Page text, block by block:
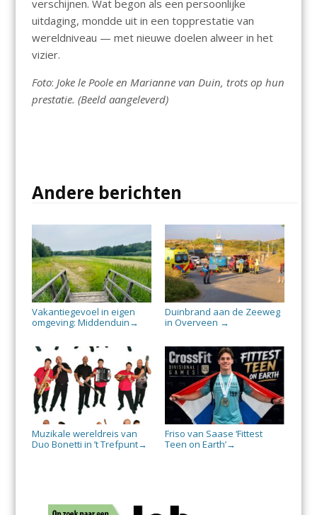
verschijnen. Wat begon als een persoonlijke
uitdaging, mondde uit in een topprestatie van
wereldniveau — met nieuwe doelen alweer in het
vizier.
Foto: Joke le Poole en Marianne van Duin, trots op hun
prestatie. (Beeld aangeleverd)
Andere berichten
Vakantiegevoel in eigen
omgeving: Middenduin →
Duinbrand aan de Zeeweg
in Overveen →
Muzikale wereldreis van
Duo Bonetti in ’t Trefpunt→
Friso van Saase ‘Fittest
Teen on Earth’→